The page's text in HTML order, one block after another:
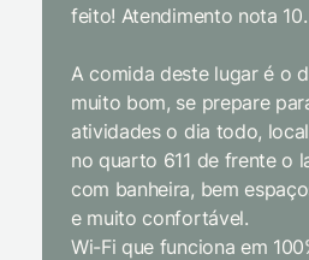
feito! Atendimento nota 10.
A comida deste lugar é o
muito bom, se prepare
atividades o dia todo,
no quarto 611 de frente o
com banheira, bem
e muito confortável.
Wi-Fi que funciona em